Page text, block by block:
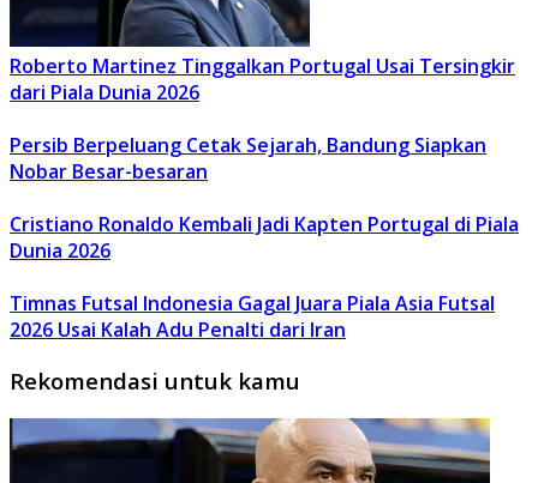
Roberto Martinez Tinggalkan Portugal Usai Tersingkir
dari Piala Dunia 2026
Persib Berpeluang Cetak Sejarah, Bandung Siapkan
Nobar Besar-besaran
Cristiano Ronaldo Kembali Jadi Kapten Portugal di Piala
Dunia 2026
Timnas Futsal Indonesia Gagal Juara Piala Asia Futsal
2026 Usai Kalah Adu Penalti dari Iran
Rekomendasi untuk kamu